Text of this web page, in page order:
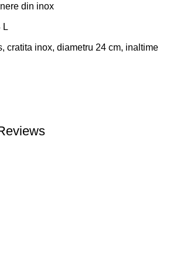
din inox
L
cratita inox, diametru 24 cm, inaltime